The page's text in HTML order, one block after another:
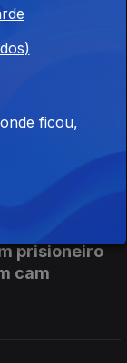
Comissão
Portugueses
bisneta
prisioneiro
cam
ficou,